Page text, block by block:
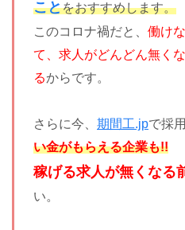
ことをおすすめします。
このコロナ禍だと、 働け
て、求人がどんどん無く
るからです。
さらに今、 期間工.jpで採
い金がもらえる企業も!!
稼げる求人が無くなる
い。